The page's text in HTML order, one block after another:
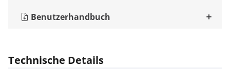
Benutzerhandbuch
Technische Details